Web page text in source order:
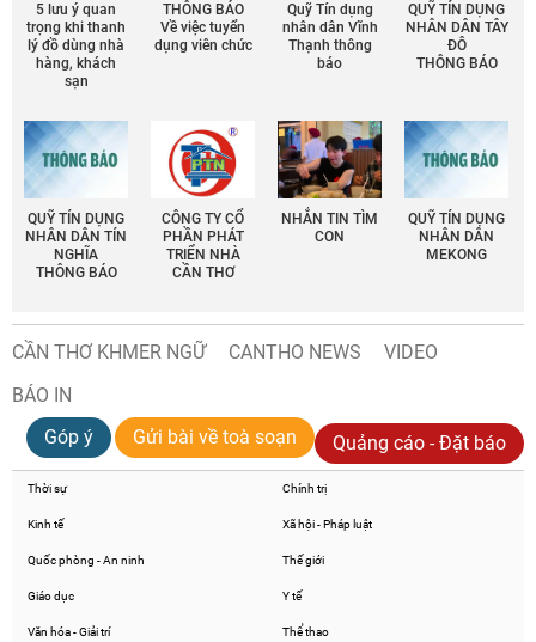
5 lưu ý quan
trọng khi thanh
lý đồ dùng nhà
hàng, khách
sạn
THÔNG BÁO
Về việc tuyển
dụng viên chức
Quỹ Tín dụng
nhân dân Vĩnh
Thạnh thông
báo
QUỸ TÍN DỤNG
NHÂN DÂN TÂY
ĐÔ
THÔNG BÁO
QUỸ TÍN DỤNG
NHÂN DÂN TÍN
NGHĨA
THÔNG BÁO
CÔNG TY CỔ
PHẦN PHÁT
TRIỂN NHÀ
CẦN THƠ
NHẮN TIN TÌM
CON
QUỸ TÍN DỤNG
NHÂN DÂN
MEKONG
CẦN THƠ KHMER NGỮ CANTHO NEWS
VIDEO
BÁO IN
Góp ý
Gửi bài về toà soạn Quảng cáo - Đặt báo
Thời sự Chính trị
Kinh tế Xã hội - Pháp luật
Quốc phòng - An ninh Thế giới
Giáo dục Y tế
Văn hóa - Giải trí Thể thao